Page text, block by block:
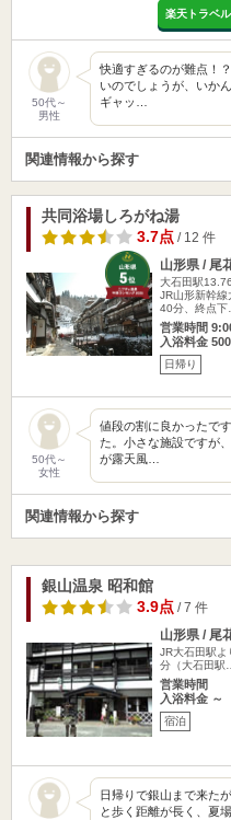
楽天トラベ
50代～
男性
快適すぎるのが難点！
いのでしょうが、いか
ギャッ…
関連情報から探す
共同浴場しろがね湯
3.7点/ 12 件
山形県 / 尾
大石田駅
JR山形新幹線
40分、終点下
営業時間
入浴料金
日帰り
50代～
女性
値段の割に良かったで
た。小さな施設ですが
が露天風…
関連情報から探す
銀山温泉 昭和館
3.9点/ 7 件
山形県 / 尾
JR大石田駅
分（大石田駅…
営業時間
入浴料金 ～
宿泊
日帰りで銀山まで来た
と歩く距離が長く、夏